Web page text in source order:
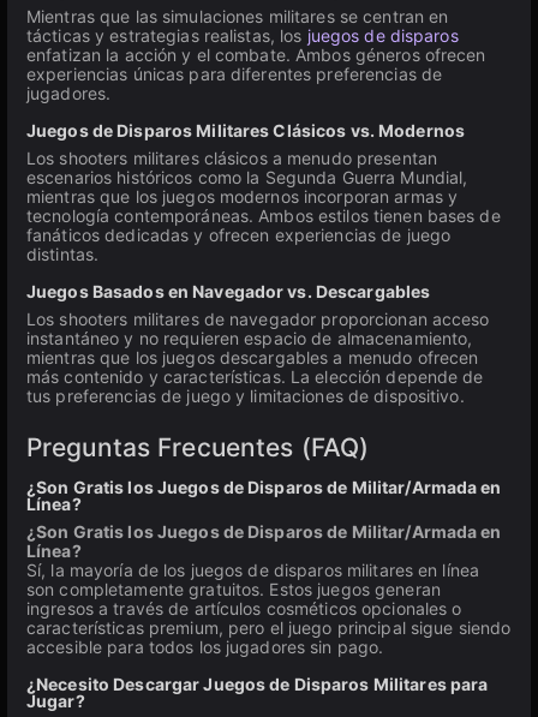
Mientras que las simulaciones militares se centran en
tácticas y estrategias realistas, los juegos de disparos
enfatizan la acción y el combate. Ambos géneros ofrecen
experiencias únicas para diferentes preferencias de
jugadores.
Juegos de Disparos Militares Clásicos vs. Modernos
Los shooters militares clásicos a menudo presentan
escenarios históricos como la Segunda Guerra Mundial,
mientras que los juegos modernos incorporan armas y
tecnología contemporáneas. Ambos estilos tienen bases de
fanáticos dedicadas y ofrecen experiencias de juego
distintas.
Juegos Basados en Navegador vs. Descargables
Los shooters militares de navegador proporcionan acceso
instantáneo y no requieren espacio de almacenamiento,
mientras que los juegos descargables a menudo ofrecen
más contenido y características. La elección depende de
tus preferencias de juego y limitaciones de dispositivo.
Preguntas Frecuentes (FAQ)
¿Son Gratis los Juegos de Disparos de Militar/Armada en
Línea?
¿Son Gratis los Juegos de Disparos de Militar/Armada en
Línea?
Sí, la mayoría de los juegos de disparos militares en línea
son completamente gratuitos. Estos juegos generan
ingresos a través de artículos cosméticos opcionales o
características premium, pero el juego principal sigue siendo
accesible para todos los jugadores sin pago.
¿Necesito Descargar Juegos de Disparos Militares para
Jugar?